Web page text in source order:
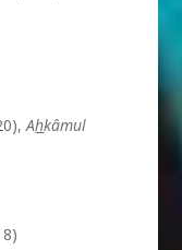
Ahkâmul